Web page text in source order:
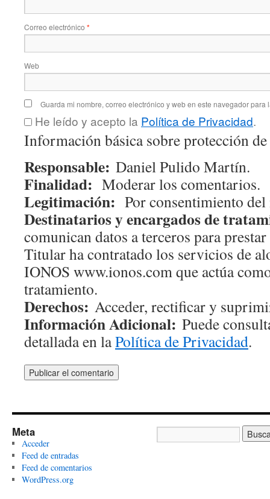
Correo electrónico *
Web
Guarda mi nombre, correo electrónico y web en este navegador para
He leído y acepto la Política de Privacidad.
Información básica sobre protección de
Responsable: Daniel Pulido Martín.
Finalidad: Moderar los comentarios.
Legitimación: Por consentimiento del
Destinatarios y encargados de
comunican datos a terceros para
Titular ha contratado los servicios de
IONOS www.ionos.com que actúa
tratamiento.
Derechos: Acceder, rectificar y
Información Adicional: Puede
detallada en laPolítica de Privacidad.
Meta
Acceder
Feed de entradas
Feed de comentarios
WordPress.org